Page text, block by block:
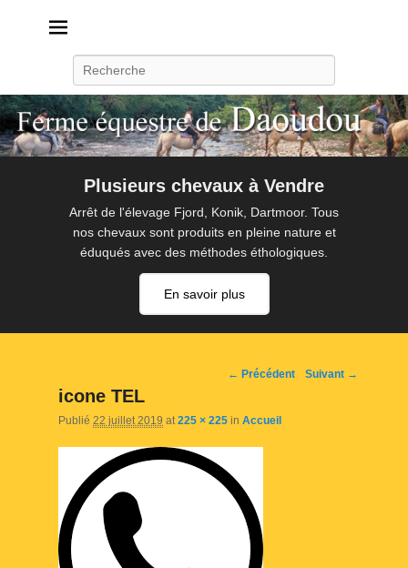
Plusieurs chevaux à Vendre
Arrêt de l'élevage Fjord, Konik, Dartmoor. Tous
nos chevaux sont produits en pleine nature et
éduqués avec des méthodes éthologiques.
En savoir plus
Navigation
← Précédent Suivant →
icone TEL
Publié 22 juillet 2019 at 225 × 225 in Accueil